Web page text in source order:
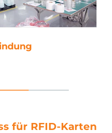
für RFID-Karten